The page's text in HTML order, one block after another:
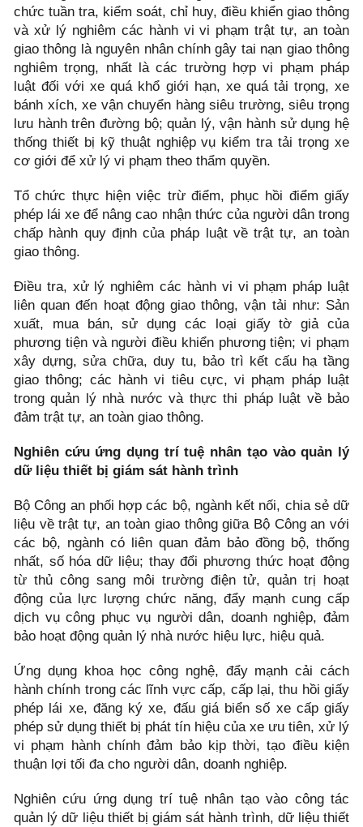
chức tuần tra, kiểm soát, chỉ huy, điều khiển giao thông
và xử lý nghiêm các hành vi vi phạm trật tự, an toàn
giao thông là nguyên nhân chính gây tai nạn giao thông
nghiêm trọng, nhất là các trường hợp vi phạm pháp
luật đối với xe quá khổ giới hạn, xe quá tải trọng, xe
bánh xích, xe vận chuyển hàng siêu trường, siêu trọng
lưu hành trên đường bộ; quản lý, vận hành sử dụng hệ
thống thiết bị kỹ thuật nghiệp vụ kiểm tra tải trọng xe
cơ giới để xử lý vi phạm theo thẩm quyền.
Tổ chức thực hiện việc trừ điểm, phục hồi điểm giấy
phép lái xe để nâng cao nhận thức của người dân trong
chấp hành quy định của pháp luật về trật tự, an toàn
giao thông.
Điều tra, xử lý nghiêm các hành vi vi phạm pháp luật
liên quan đến hoạt động giao thông, vận tải như: Sản
xuất, mua bán, sử dụng các loại giấy tờ giả của
phương tiện và người điều khiển phương tiện; vi phạm
xây dựng, sửa chữa, duy tu, bảo trì kết cấu hạ tầng
giao thông; các hành vi tiêu cực, vi phạm pháp luật
trong quản lý nhà nước và thực thi pháp luật về bảo
đảm trật tự, an toàn giao thông.
Nghiên cứu ứng dụng trí tuệ nhân tạo vào quản lý
dữ liệu thiết bị giám sát hành trình
Bộ Công an phối hợp các bộ, ngành kết nối, chia sẻ dữ
liệu về trật tự, an toàn giao thông giữa Bộ Công an với
các bộ, ngành có liên quan đảm bảo đồng bộ, thống
nhất, số hóa dữ liệu; thay đổi phương thức hoạt động
từ thủ công sang môi trường điện tử, quản trị hoạt
động của lực lượng chức năng, đẩy mạnh cung cấp
dịch vụ công phục vụ người dân, doanh nghiệp, đảm
bảo hoạt động quản lý nhà nước hiệu lực, hiệu quả.
Ứng dụng khoa học công nghệ, đẩy mạnh cải cách
hành chính trong các lĩnh vực cấp, cấp lại, thu hồi giấy
phép lái xe, đăng ký xe, đấu giá biển số xe cấp giấy
phép sử dụng thiết bị phát tín hiệu của xe ưu tiên, xử lý
vi phạm hành chính đảm bảo kịp thời, tạo điều kiện
thuận lợi tối đa cho người dân, doanh nghiệp.
Nghiên cứu ứng dụng trí tuệ nhân tạo vào công tác
quản lý dữ liệu thiết bị giám sát hành trình, dữ liệu thiết